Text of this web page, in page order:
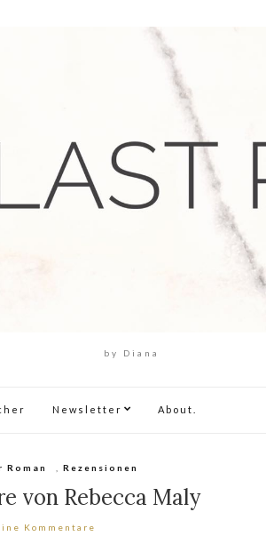
by Diana
Newsletter About.
Rezensionen
von Rebecca Maly
Kommentare